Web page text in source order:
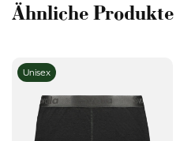
Ähnliche Produkte
Unisex